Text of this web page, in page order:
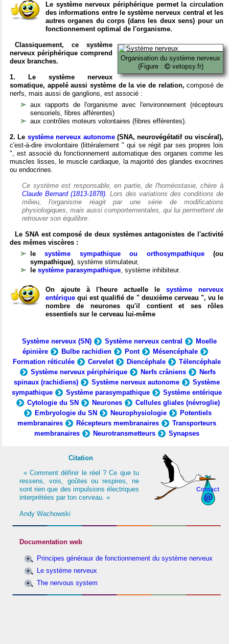
Le système nerveux périphérique permet la circulation
des informations entre le système nerveux central et les
autres organes du corps (dans les deux sens) pour un
fonctionnement optimal de l'organisme.
Organisation du système nerveux
(Figure :
vetopsy.fr)
Classiquement, ce système
nerveux périphérique comprend
deux branches.
1. Le système nerveux
somatique, appelé aussi système de la vie de relation, composé de
nerfs, mais aussi de ganglions, est associé :
aux rapports de l'organisme avec l'environnement (récepteurs
sensoriels, fibres afférentes)
aux contrôles moteurs volontaires (fibres efférentes).
2. Le système nerveux autonome(SNA, neurovégétatif ou viscéral),
c'est-à-dire involontaire (littéralement " qui se régit par ses propres lois
", est associé du fonctionnement automatique des organes comme les
muscles lisses, le muscle cardiaque, la majorité des glandes exocrines
ou endocrines.
Ce système est responsable, en partie, de l'homéostasie, chère à
Claude Bernard (1813-1878). Lors des variations des conditions de
milieu, l'organisme réagit par une série de modifications
physiologiques, mais aussi comportementales, qui lui permettent de
retrouver son équilibre.
Le SNA est composé de deux systèmes antagonistes de l'activité
des mêmes viscères :
lesystème sympathique ou orthosympathique(ou
sympathique), système stimulateur,
le système parasympathique, système inhibiteur.
On ajoute à l'heure actuelle le système nerveux
entérique qui est qualifié de " deuxième cerveau ", vu le
nombre de neurones qu'il contient et ses rôles
essentiels sur le cerveau lui-même
Système nerveux (SN) Système nerveux central
Moelle
épinière
Bulbe rachidien Pont
Mésencéphale
Formation réticulée
Cervelet Diencéphale
Télencéphale
Système nerveux périphérique
Nerfs crâniens
Nerfs
spinaux (rachidiens)
Système nerveux autonome
Système
sympathique
Système parasympathique
Système entérique
Cytologie du SN
Neurones
Cellules gliales (névroglie)
Embryologie du SN
Neurophysiologie
Potentiels
membranaires
Récepteurs membranaires
Transporteurs
membranaires
Neurotransmetteurs Synapses
Contact
Citation
« Comment définir le réel ? Ce que tu
ressens, vois, goûtes ou respires, ne
sont rien que des impulsions électriques
interprétées par ton cerveau. »
Andy Wachowski
Documentation web
Principes généraux de fonctionnement du système nerveux
Le système nerveux
The nervous system